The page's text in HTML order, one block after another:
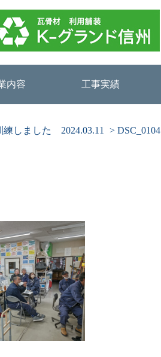
内容 工事実績
しました 2024.03.11 > DSC_0104